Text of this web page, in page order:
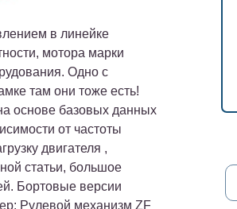
в линейке
мотора марки
Одно с
там они тоже есть!
основе базовых данных
от частоты
двигателя ,
статьи, большое
Бортовые версии
Рулевой механизм ZF